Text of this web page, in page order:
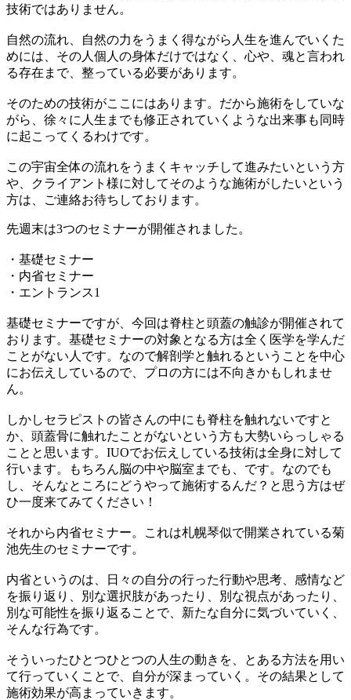
技術ではありません。
自然の流れ、自然の力をうまく得ながら人生を進んでいくた
めには、その人個人の身体だけではなく、心や、魂と言われ
る存在まで、整っている必要があります。
そのための技術がここにはあります。だから施術をしていな
がら、徐々に人生までも修正されていくような出来事も同時
に起こってくるわけです。
この宇宙全体の流れをうまくキャッチして進みたいという方
や、クライアント様に対してそのような施術がしたいという
方は、ご連絡お待ちしております。
先週末は3つのセミナーが開催されました。
・基礎セミナー
・内省セミナー
・エントランス1
基礎セミナーですが、今回は脊柱と頭蓋の触診が開催されて
おります。基礎セミナーの対象となる方は全く医学を学んだ
ことがない人です。なので解剖学と触れるということを中心
にお伝えしているので、プロの方には不向きかもしれませ
ん。
しかしセラピストの皆さんの中にも脊柱を触れないですと
か、頭蓋骨に触れたことがないという方も大勢いらっしゃる
ことと思います。IUOでお伝えしている技術は全身に対して
行います。もちろん脳の中や脳室までも、です。なのでも
し、そんなところにどうやって施術するんだ？と思う方はぜ
ひ一度来てみてください！
それから内省セミナー。これは札幌琴似で開業されている菊
池先生のセミナーです。
内省というのは、日々の自分の行った行動や思考、感情など
を振り返り、別な選択肢があったり、別な視点があったり、
別な可能性を振り返ることで、新たな自分に気づいていく、
そんな行為です。
そういったひとつひとつの人生の動きを、とある方法を用い
て行っていくことで、自分が深まっていく。その結果として
施術効果が高まっていきます。